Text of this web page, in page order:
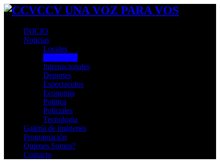
CCV UNA VOZ PARA VOS
INICIO
Noticias
Locales
Internacionales
Deportes
Espectaculos
Economia
Politica
Policiales
Tecnologia
Galería de imágenes
Programación
Quienes Somos?
Contacto